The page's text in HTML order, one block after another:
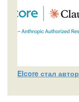
Elcore стал